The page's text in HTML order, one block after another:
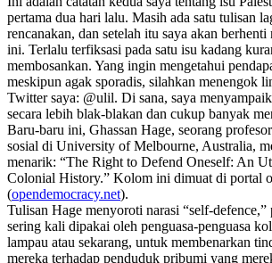
pertama dua hari lalu. Masih ada satu tulisan
rencanakan, dan setelah itu saya akan
ini. Terlalu terfiksasi pada satu isu kadang
membosankan. Yang ingin mengetahui
meskipun agak sporadis, silahkan menengok
Twitter saya: @ulil. Di sana, saya
secara lebih blak-blakan dan cukup banyak
Baru-baru ini, Ghassan Hage, seorang
sosial di University of Melbourne, Australia,
menarik: “The Right to Defend Oneself: An
Colonial History.” Kolom ini dimuat di portal
(opendemocracy.net).
Tulisan Hage menyoroti narasi “self-
sering kali dipakai oleh penguasa-penguasa
lampau atau sekarang, untuk membenarkan
mereka terhadap penduduk pribumi yang